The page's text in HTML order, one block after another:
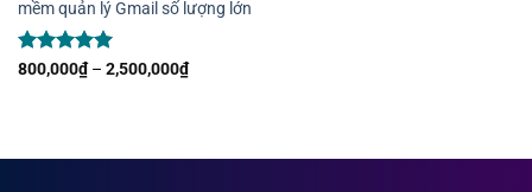
mềm quản lý Gmail số lượng lớn
Được xếp
800,000₫ – 2,500,000₫Khoảng
giá: